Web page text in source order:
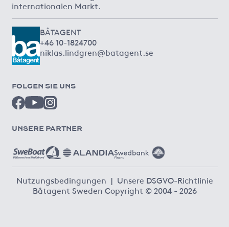
internationalen Markt.
BÅTAGENT
+46 10-1824700
niklas.lindgren@batagent.se
FOLGEN SIE UNS
UNSERE PARTNER
Nutzungsbedingungen | Unsere DSGVO-Richtlinie
Båtagent Sweden Copyright © 2004 - 2026